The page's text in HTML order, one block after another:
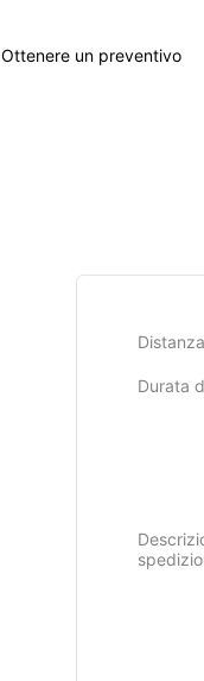
Ottenere un preventivo
Distanza
Durata